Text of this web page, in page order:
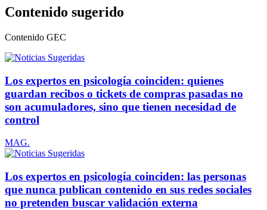
Contenido sugerido
Contenido GEC
Los expertos en psicología coinciden: quienes
guardan recibos o tickets de compras pasadas no
son acumuladores, sino que tienen necesidad de
control
MAG.
Los expertos en psicología coinciden: las personas
que nunca publican contenido en sus redes sociales
no pretenden buscar validación externa